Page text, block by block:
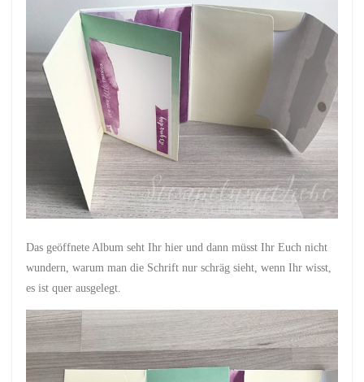
Das geöffnete Album seht Ihr hier und dann müsst Ihr Euch nicht
wundern, warum man die Schrift nur schräg sieht, wenn Ihr wisst,
es ist quer ausgelegt.